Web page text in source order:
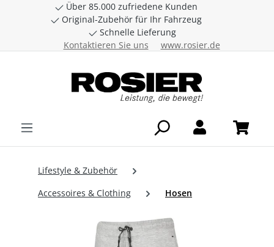
Zum Hauptinhalt springen
Über 85.000 zufriedene Kunden
Original-Zubehör für Ihr Fahrzeug
Schnelle Lieferung
Kontaktieren Sie uns
www.rosier.de
Lifestyle & Zubehör
Accessoires & Clothing
Hosen
Bildergalerie überspringen